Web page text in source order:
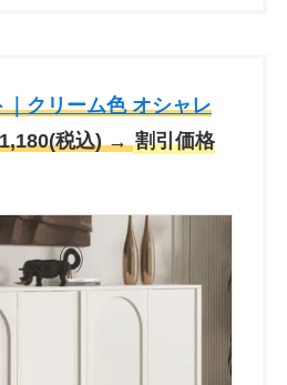
クリーム色 オシャレ
税込) →割引価格